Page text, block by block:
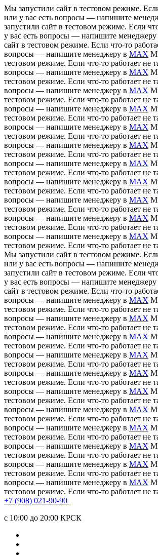
Мы запустили сайт в тестовом режиме.
или у вас есть вопросы — напишите
запустили сайт в тестовом режиме. Если
у вас есть вопросы — напишите менеджеру
сайт в тестовом режиме. Если что-то
вопросы — напишите менеджеру в MAX
тестовом режиме. Если что-то работает
вопросы — напишите менеджеру в MAX
тестовом режиме. Если что-то работает
вопросы — напишите менеджеру в MAX
тестовом режиме. Если что-то работает
вопросы — напишите менеджеру в MAX
тестовом режиме. Если что-то работает
вопросы — напишите менеджеру в MAX
тестовом режиме. Если что-то работает
вопросы — напишите менеджеру в MAX
тестовом режиме. Если что-то работает
вопросы — напишите менеджеру в MAX
тестовом режиме. Если что-то работает
вопросы — напишите менеджеру в MAX
тестовом режиме. Если что-то работает
вопросы — напишите менеджеру в MAX
тестовом режиме. Если что-то работает
вопросы — напишите менеджеру в MAX
тестовом режиме. Если что-то работает
вопросы — напишите менеджеру в MAX
тестовом режиме. Если что-то работает
Мы запустили сайт в тестовом режиме.
или у вас есть вопросы — напишите
запустили сайт в тестовом режиме. Если
у вас есть вопросы — напишите менеджеру
сайт в тестовом режиме. Если что-то
вопросы — напишите менеджеру в MAX
тестовом режиме. Если что-то работает
вопросы — напишите менеджеру в MAX
тестовом режиме. Если что-то работает
вопросы — напишите менеджеру в MAX
тестовом режиме. Если что-то работает
вопросы — напишите менеджеру в MAX
тестовом режиме. Если что-то работает
вопросы — напишите менеджеру в MAX
тестовом режиме. Если что-то работает
вопросы — напишите менеджеру в MAX
тестовом режиме. Если что-то работает
вопросы — напишите менеджеру в MAX
тестовом режиме. Если что-то работает
вопросы — напишите менеджеру в MAX
тестовом режиме. Если что-то работает
вопросы — напишите менеджеру в MAX
тестовом режиме. Если что-то работает
вопросы — напишите менеджеру в MAX
тестовом режиме. Если что-то работает
вопросы — напишите менеджеру в MAX
тестовом режиме. Если что-то работает
+7 (908) 021-90-90
c 10:00 до 20:00 КРСК